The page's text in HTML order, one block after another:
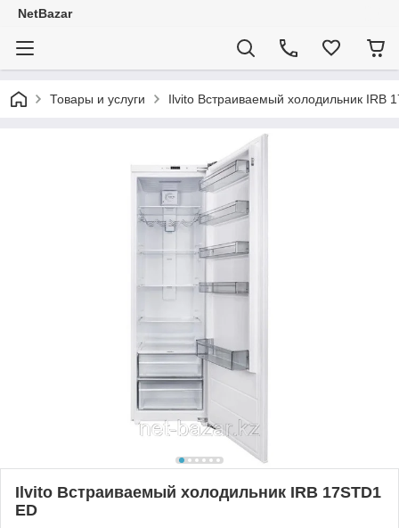
NetBazar
Товары и услуги Ilvito Встраиваемый холодильник IRB
Ilvito Встраиваемый холодильник IRB 17STD1
ED